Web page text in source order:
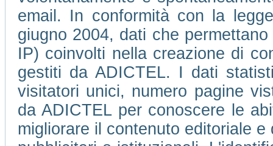
email. In conformità con la
giugno 2004, dati che
IP) coinvolti nella creazione di
gestiti da ADICTEL. I dati
visitatori unici, numero pagine
da ADICTEL per conoscere le
migliorare il contenuto editoriale